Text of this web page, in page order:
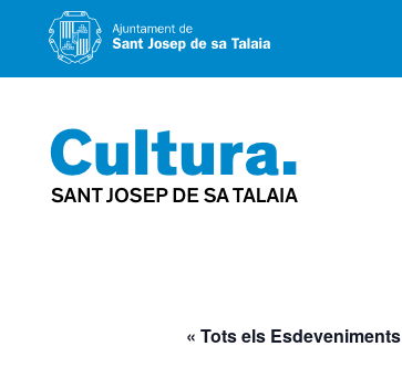
al
contingut
« Tots els Esdeveniments